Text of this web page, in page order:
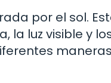
por el sol.
la luz visible y